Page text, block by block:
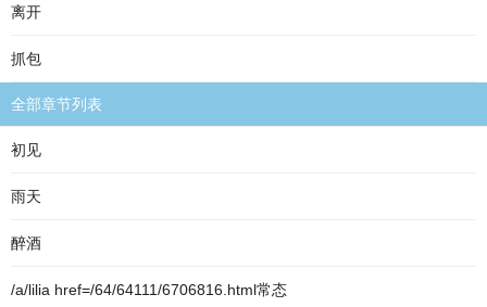
离开
抓包
全部章节列表
初见
雨天
醉酒
/a/lilia href=/64/64111/6706816.html常态